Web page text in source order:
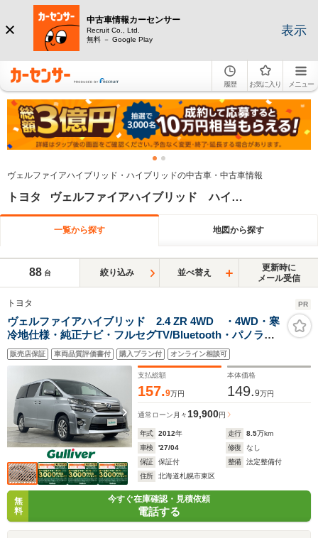
中古車情報カーセンサー
Recruit Co., Ltd.
無料 － Google Play
表示
履歴 お気に入り メニュー
ヴェルファイアハイブリッド・ハイブリッドの中古車・中古車情報
トヨタ ヴェルファイアハイブリッド ハイブリッド
一覧から探す 地図から探す
88 台 絞り込み 並べ替え
更新時に
メール受信
トヨタ PR
ヴェルファイアハイブリッド 2.4 ZR 4WD ・4WD・寒
冷地仕様・純正ナビ・フルセグTV/Bluetooth・パノラミ
ックビューモニター・前後クリアランスソナー・両側パ
ワースライドドア・パワーバックドア・クルーズコント
販売店保証 車両品質評価書付 購入プラン付 オンライン相談可
支払総額
157.9万円
本体価格
149.9万円
通常ローン 月々19,900円
年式 2012年 走行 8.5万km
車検
'27/04 修復
なし
保証
保証付 整備
法定整備付
住所
北海道札幌市東区
無
料
今すぐ在庫確認・見積依頼
電話する